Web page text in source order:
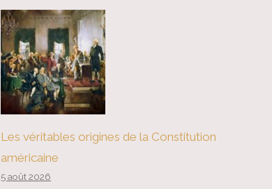
Ticketmaster et le capitalisme
ruinent l’industrie de la musique
Les véritables origines de la Constitution
américaine
5 août 2026